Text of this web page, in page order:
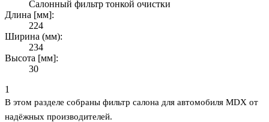
Салонный фильтр тонкой очистки
Длина [мм]:
224
Ширина (мм):
234
Высота [мм]:
30
1
В этом разделе собраны фильтр салона для автомобиля MDX от
надёжных производителей.